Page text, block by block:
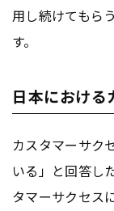
用し続けてもら
す。
日本における
カスタマーサク
いる」と回答し
タマーサクセス